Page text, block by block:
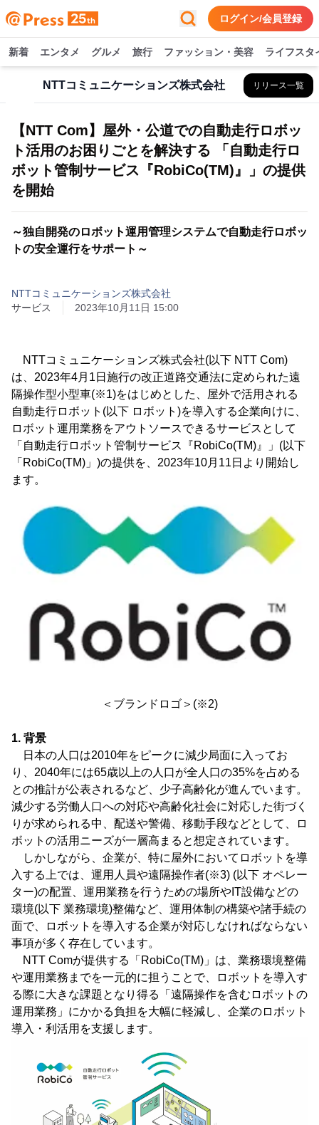
ログイン/会員登録
新着 エンタメ グルメ 旅行 ファッション・美容 ライフスタ
NTTコミュニケーションズ株式会社 リリース一覧
【NTT Com】屋外・公道での自動走行ロボッ
ト活用のお困りごとを解決する 「自動走行ロ
ボット管制サービス『RobiCo(TM)』」の提供
を開始
～独自開発のロボット運用管理システムで自動走行ロボッ
トの安全運行をサポート～
NTTコミュニケーションズ株式会社
サービス
2023年10月11日 15:00
NTTコミュニケーションズ株式会社(以下 NTT Com)
は、2023年4月1日施行の改正道路交通法に定められた遠
隔操作型小型車(※1)をはじめとした、屋外で活用される
自動走行ロボット(以下 ロボット)を導入する企業向けに、
ロボット運用業務をアウトソースできるサービスとして
「自動走行ロボット管制サービス『RobiCo(TM)』」(以下
「RobiCo(TM)」)の提供を、2023年10月11日より開始し
ます。
＜ブランドロゴ＞(※2)
1. 背景
日本の人口は2010年をピークに減少局面に入ってお
り、2040年には65歳以上の人口が全人口の35%を占める
との推計が公表されるなど、少子高齢化が進んでいます。
減少する労働人口への対応や高齢化社会に対応した街づく
りが求められる中、配送や警備、移動手段などとして、ロ
ボットの活用ニーズが一層高まると想定されています。
しかしながら、企業が、特に屋外においてロボットを導
入する上では、運用人員や遠隔操作者(※3) (以下 オペレー
ター)の配置、運用業務を行うための場所やIT設備などの
環境(以下 業務環境)整備など、運用体制の構築や諸手続の
面で、ロボットを導入する企業が対応しなければならない
事項が多く存在しています。
NTT Comが提供する「RobiCo(TM)」は、業務環境整備
や運用業務までを一元的に担うことで、ロボットを導入す
る際に大きな課題となり得る「遠隔操作を含むロボットの
運用業務」にかかる負担を大幅に軽減し、企業のロボット
導入・利活用を支援します。